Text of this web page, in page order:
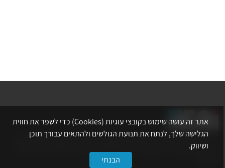
אתר לשכת המהנדסים, האדריכלים והאקדמאים בעלי המקצועות הטכנולוגיים
מרכז את הפעילויות המקצועיות, ההשתלמויות, ההטבות ואירועי הפנאי לאנשי
אתר זה עושה שימוש בקובצי עוגיות (Cookies) כדי לשפר את חווית
הגלישה שלך, לנתח את תנועת הגולשים ולהתאים עבורך תוכן
ושיווק.
הבנתי